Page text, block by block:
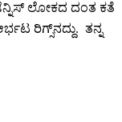
ಲೋಕದ ದಂತ ಕತೆ
ರಿಗ್ಸ್‌ನದ್ದು. ತನ್ನ